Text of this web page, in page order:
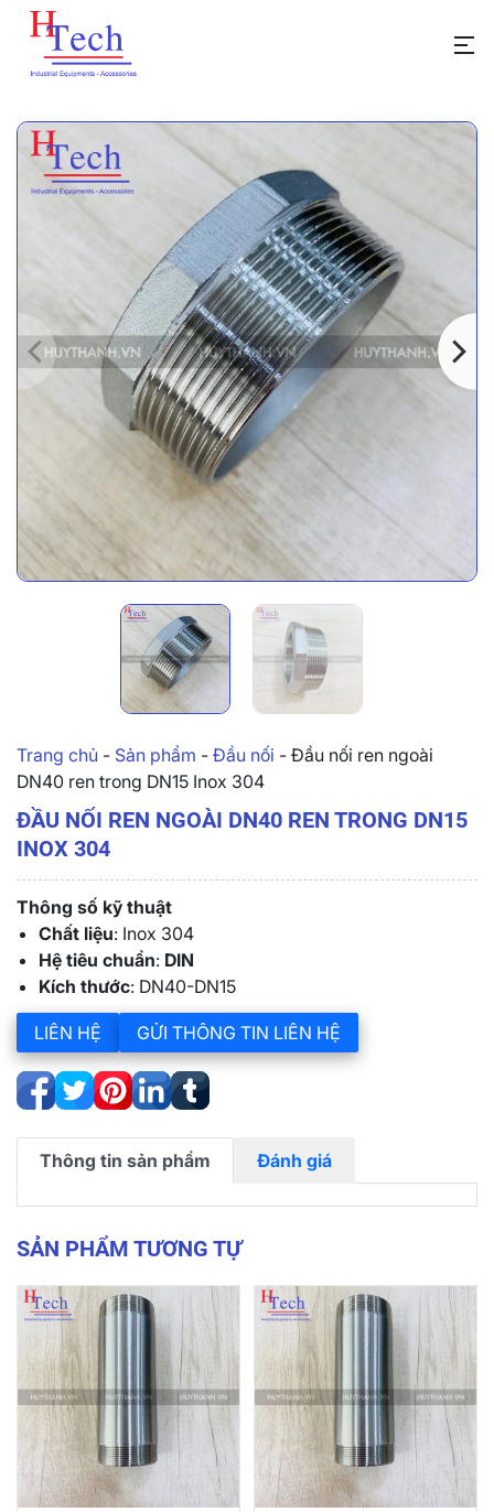
Trang chủ - Sản phẩm - Đầu nối - Đầu nối ren ngoài
DN40 ren trong DN15 Inox 304
ĐẦU NỐI REN NGOÀI DN40 REN TRONG DN15
INOX 304
Thông số kỹ thuật
Chất liệu: Inox 304
Hệ tiêu chuẩn: DIN
Kích thước: DN40-DN15
LIÊN HỆ GỬI THÔNG TIN LIÊN HỆ
Thông tin sản phẩm Đánh giá
SẢN PHẨM TƯƠNG TỰ